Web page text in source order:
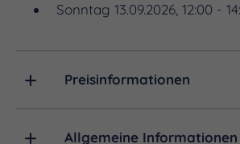
Sonntag 13.09.2026, 12:00 -
Preisinformationen
Allgemeine Informationen